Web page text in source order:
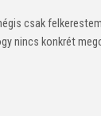
csak
nincs konkrét